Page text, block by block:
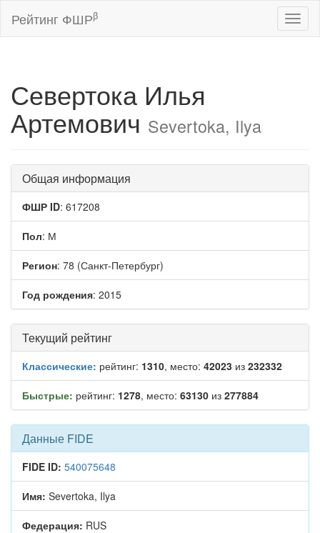
Рейтинг ФШРβ
Севертока Илья
Артемович Severtoka, Ilya
Общая информация
ФШР ID: 617208
Пол: М
Регион: 78 (Санкт-Петербург)
Год рождения: 2015
Текущий рейтинг
Классические: рейтинг: 1310, место: 42023 из 232332
Быстрые: рейтинг: 1278, место: 63130 из 277884
Данные FIDE
FIDE ID: 540075648
Имя: Severtoka, Ilya
Федерация: RUS